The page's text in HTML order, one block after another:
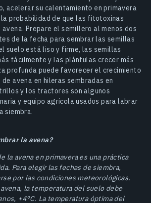
acelerar su calentamiento en primavera
la probabilidad de que las fitotoxinas
Prepare el semillero al menos dos
de la fecha para sembrar las semillas
suelo está liso y firme, las semillas
fácilmente y las plántulas crecer más
profunda puede favorecer el crecimiento
avena en hileras sembradas en
y los tractores son algunos
y equipo agrícola usados para labrar
siembra.
la avena?
la avena en primavera es una práctica
Para elegir las fechas de siembra,
por las condiciones meteorológicas.
la temperatura del suelo debe
+4°C. La temperatura óptima del